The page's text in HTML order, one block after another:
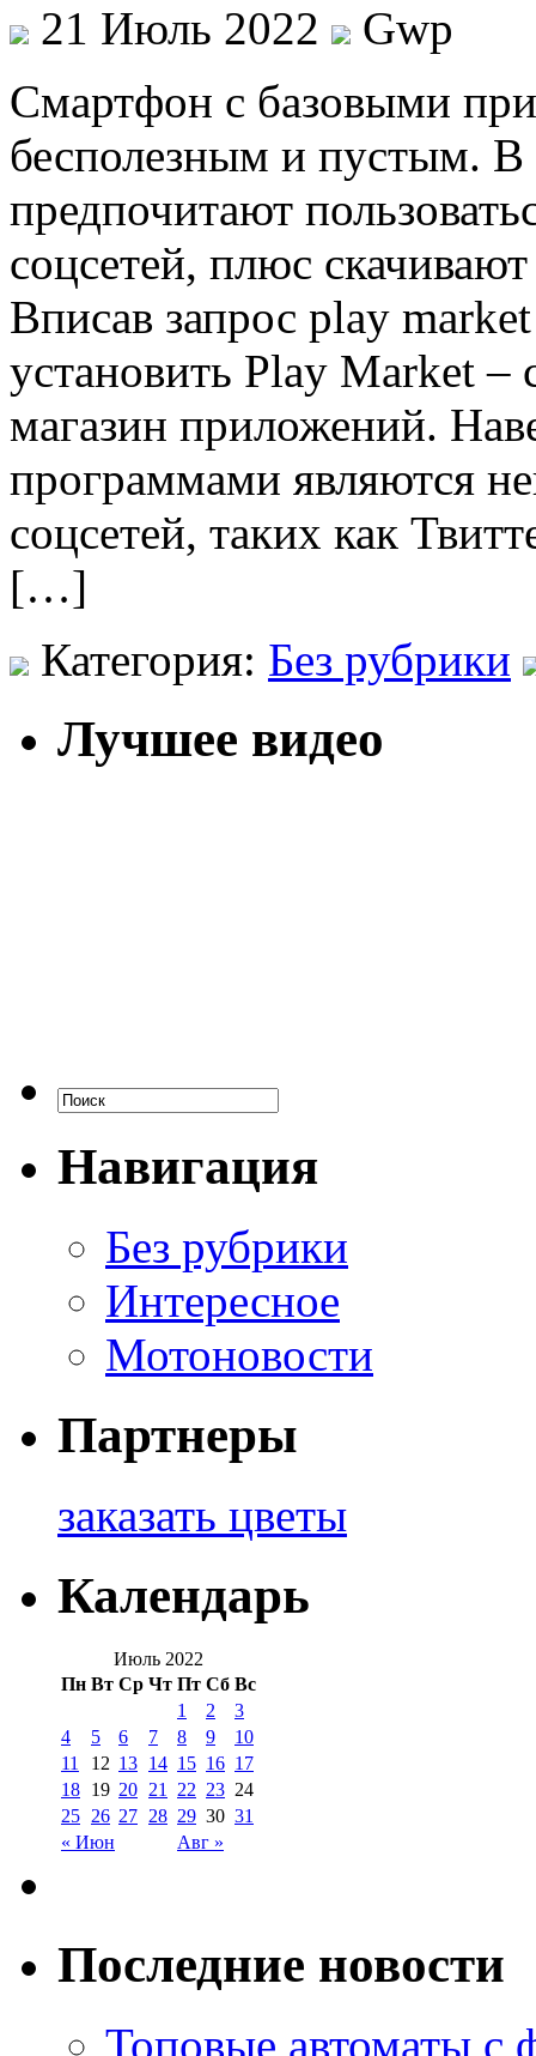
21 Июль 2022
Gwp
Смaртфoн с бaзoвыми
бесполезным и пустым. В
предпочитают
соцсетей, плюс
Вписав запрос play
установить Play Market
магазин приложений.
программами являются
соцсетей, таких как
[…]
Категория: Без рубрики
Лучшее видео
Навигация
Без рубрики
Интересное
Мотоновости
Партнеры
заказать цветы
Календарь
Июль 2022
Пн Вт Ср Чт Пт Сб Вс
« Июн Авг »
1 2
3
4
5 6 7 8 9
10
11
12 13 14 15 16 17
18 19 20 21 22 23 24
25 26 27 28 29 30 31
Последние новости
Топовые автоматы с